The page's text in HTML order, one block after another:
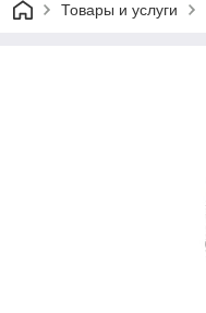
Товары и услуги